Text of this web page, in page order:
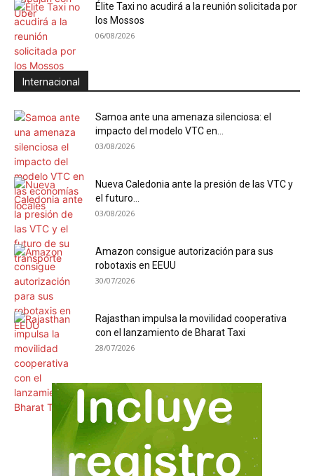
Élite Taxi no acudirá a la reunión solicitada por
los Mossos
06/08/2026
Internacional
Samoa ante una amenaza silenciosa: el
impacto del modelo VTC en...
03/08/2026
Nueva Caledonia ante la presión de las VTC y
el futuro...
03/08/2026
Amazon consigue autorización para sus
robotaxis en EEUU
30/07/2026
Rajasthan impulsa la movilidad cooperativa
con el lanzamiento de Bharat Taxi
28/07/2026